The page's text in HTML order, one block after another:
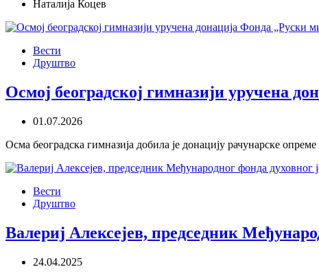
Наталија Коцев
Вести
Друштво
Осмој београдској гимназији уручена
01.07.2026
Осма београдска гимназија добила је донацију рачунарске
Вести
Друштво
Валериј Алексејев, председник
24.04.2025